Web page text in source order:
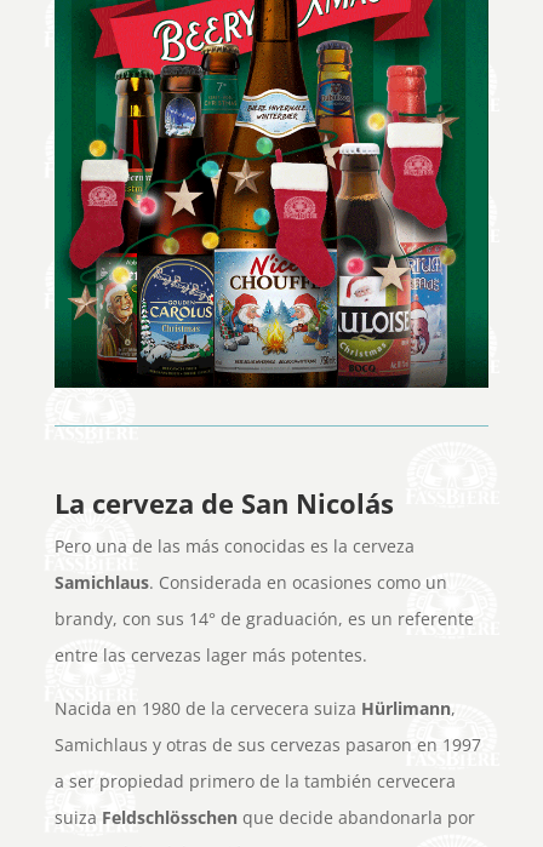
La cerveza de San Nicolás
Pero una de las más conocidas es la cerveza
Samichlaus. Considerada en ocasiones como un
brandy, con sus 14° de graduación, es un referente
entre las cervezas lager más potentes.
Nacida en 1980 de la cervecera suiza Hürlimann,
Samichlaus y otras de sus cervezas pasaron en 1997
a ser propiedad primero de la también cervecera
suiza Feldschlösschen que decide abandonarla por